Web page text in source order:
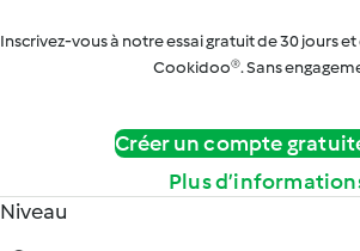
Inscrivez-vous à notre essai gratuit de 30 jours
Cookidoo®. Sans
Créer un compte
Plus
Niveau